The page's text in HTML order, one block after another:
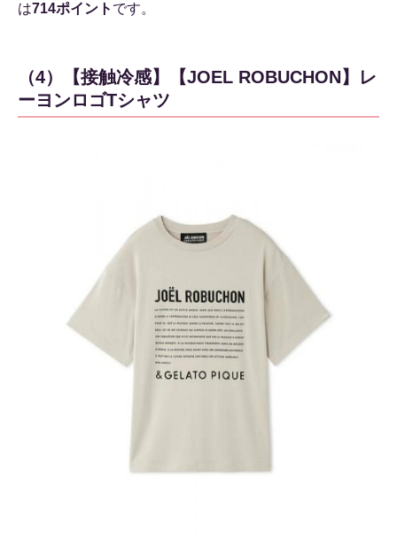
は714ポイント です。
（4）【接触冷感】【JOEL ROBUCHON】レ
ーヨンロゴTシャツ